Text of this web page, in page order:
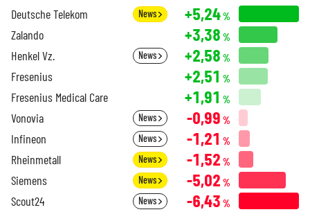
Deutsche Telekom News +5,24%
Zalando +3,38 %
Henkel Vz. News +2,58 %
Fresenius +2,51 %
Fresenius Medical Care +1,91 %
Vonovia News -0,99 %
Infineon News -1,21 %
Rheinmetall News -1,52 %
Siemens News -5,02 %
Scout24 News -6,43 %